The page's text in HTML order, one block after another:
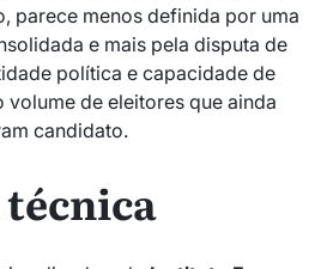
parece menos definida por uma
e mais pela disputa de
política e capacidade de
volume de eleitores que ainda
candidato.